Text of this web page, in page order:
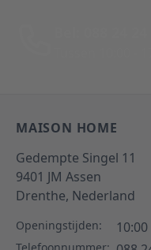
MAISON HOME
Gedempte Singel 11
9401 JM Assen
Drenthe, Nederland
Openingstijden: